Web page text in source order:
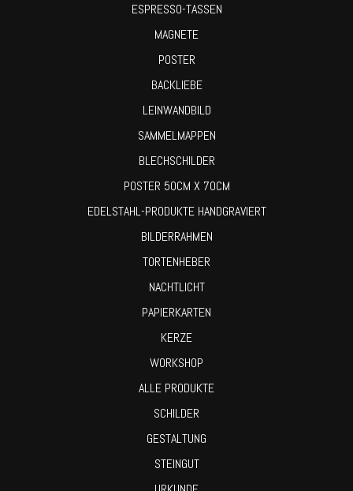
ESPRESSO-TASSEN
MAGNETE
POSTER
BACKLIEBE
LEINWANDBILD
SAMMELMAPPEN
BLECHSCHILDER
POSTER 50CM X 70CM
EDELSTAHL-PRODUKTE HANDGRAVIERT
BILDERRAHMEN
TORTENHEBER
NACHTLICHT
PAPIERKARTEN
KERZE
WORKSHOP
ALLE PRODUKTE
SCHILDER
GESTALTUNG
STEINGUT